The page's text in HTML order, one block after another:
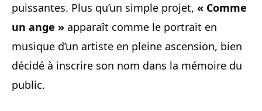
puissantes. Plus qu’un simple projet, « Comme
un ange » apparaît comme le portrait en
musique d’un artiste en pleine ascension, bien
décidé à inscrire son nom dans la mémoire du
public.